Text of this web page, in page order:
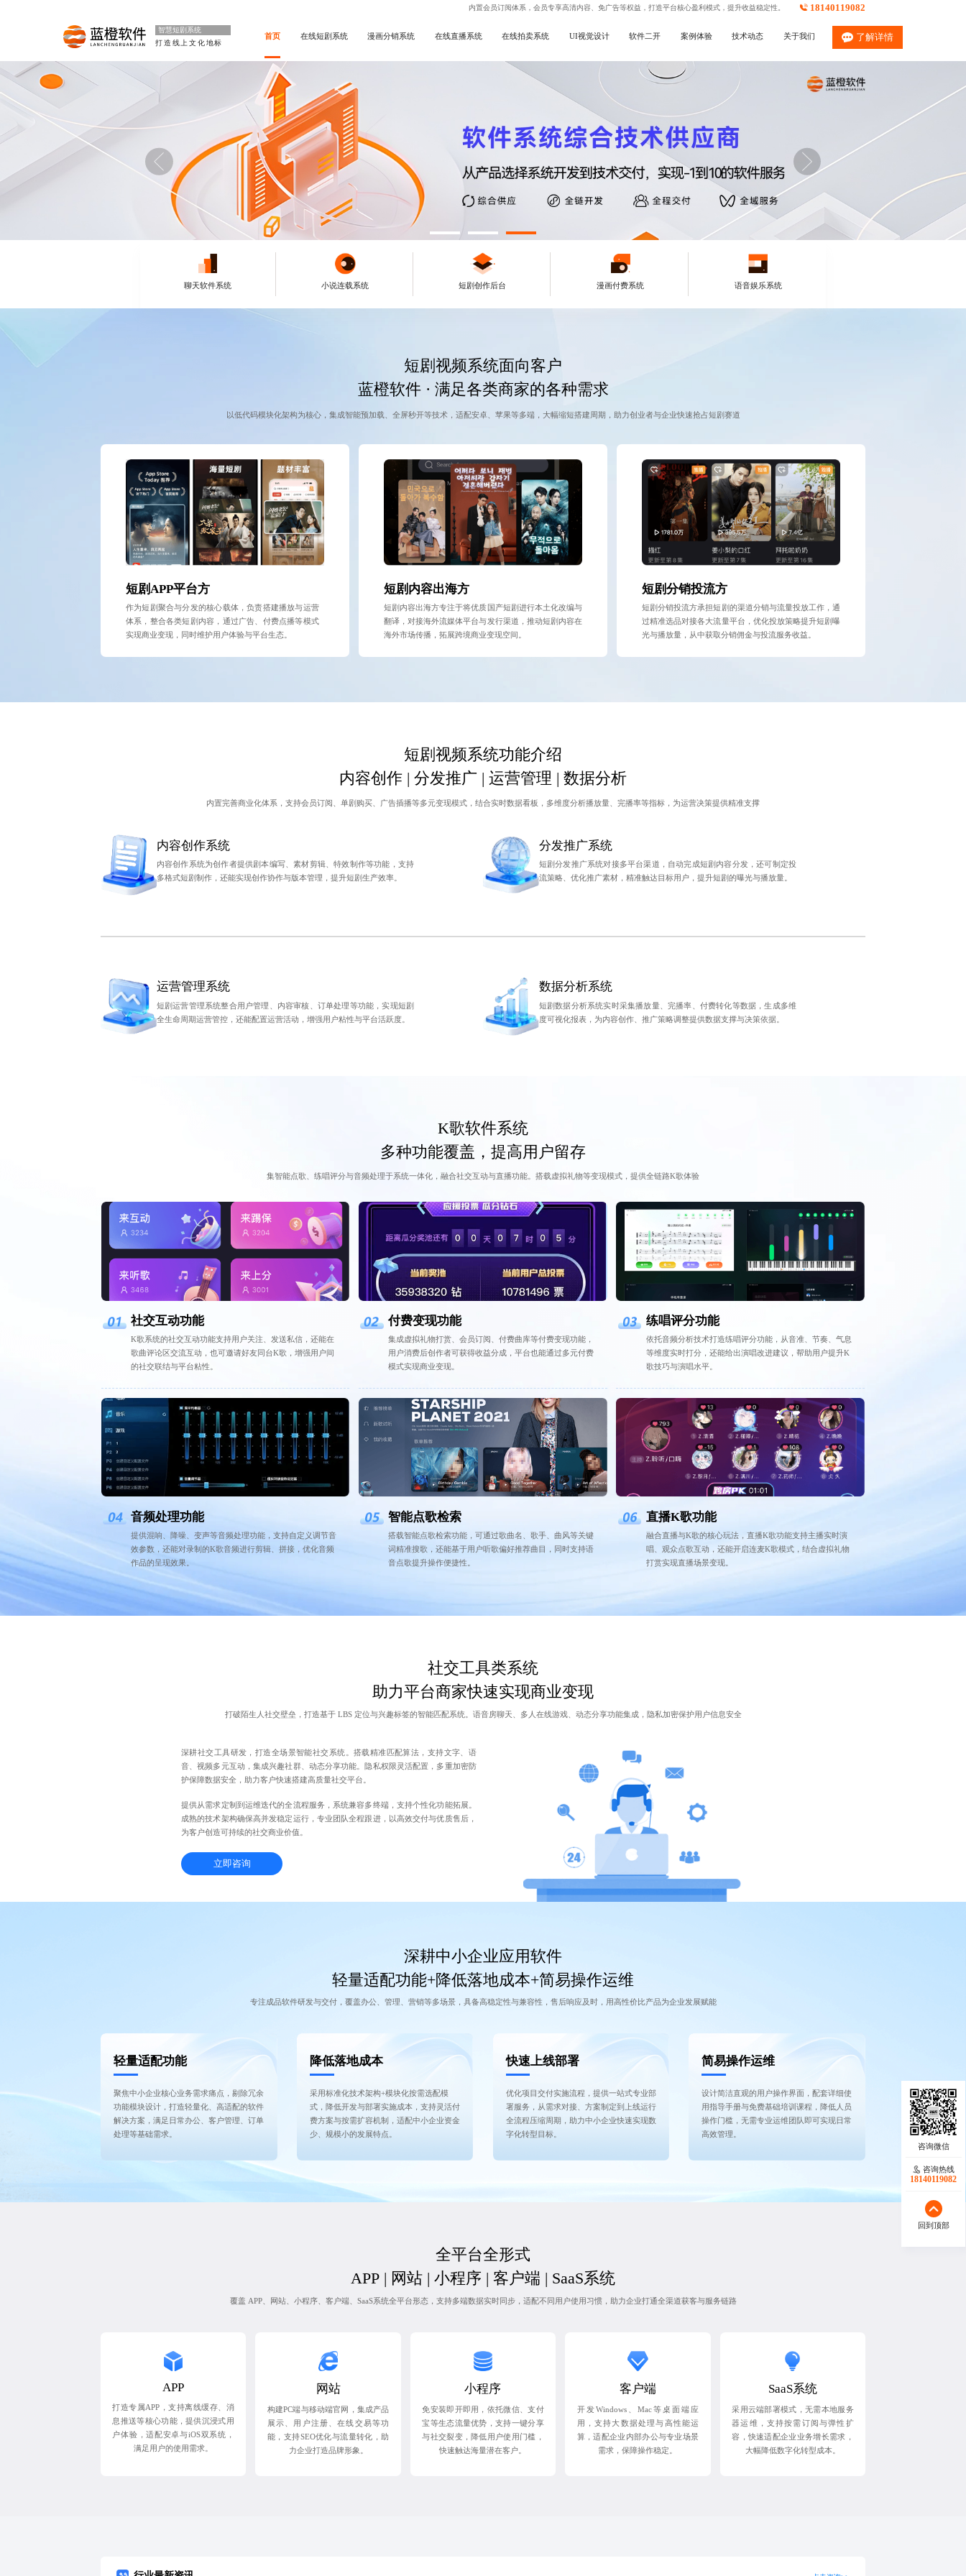
内置会员订阅体系，会员专享高清内容、免广告等权益，打造平台核心盈利模式，提升收益稳定性。 18140119082
智慧短剧系统
打造线上文化地标
首页 在线短剧系统 漫画分销系统 在线直播系统 在线拍卖系统 UI视觉设计 软件二开 案例体验 技术动态 关于我们 了解详情
聊天软件系统 小说连载系统 短剧创作后台 漫画付费系统 语音娱乐系统
短剧视频系统面向客户
蓝橙软件 · 满足各类商家的各种需求
以低代码模块化架构为核心，集成智能预加载、全屏秒开等技术，适配安卓、苹果等多端，大幅缩短搭建周期，助力创业者与企业快速抢占短剧赛道
短剧APP平台方
作为短剧聚合与分发的核心载体，负责搭建播放与运营
体系，整合各类短剧内容，通过广告、付费点播等模式
实现商业变现，同时维护用户体验与平台生态。
短剧内容出海方
短剧内容出海方专注于将优质国产短剧进行本土化改编与
翻译，对接海外流媒体平台与发行渠道，推动短剧内容在
海外市场传播，拓展跨境商业变现空间。
短剧分销投流方
短剧分销投流方承担短剧的渠道分销与流量投放工作，通
过精准选品对接各大流量平台，优化投放策略提升短剧曝
光与播放量，从中获取分销佣金与投流服务收益。
短剧视频系统功能介绍
内容创作 | 分发推广 | 运营管理 | 数据分析
内置完善商业化体系，支持会员订阅、单剧购买、广告插播等多元变现模式，结合实时数据看板，多维度分析播放量、完播率等指标，为运营决策提供精准支撑
内容创作系统
内容创作系统为创作者提供剧本编写、素材剪辑、特效制作等功能，支持
多格式短剧制作，还能实现创作协作与版本管理，提升短剧生产效率。
分发推广系统
短剧分发推广系统对接多平台渠道，自动完成短剧内容分发，还可制定投
流策略、优化推广素材，精准触达目标用户，提升短剧的曝光与播放量。
运营管理系统
短剧运营管理系统整合用户管理、内容审核、订单处理等功能，实现短剧
全生命周期运营管控，还能配置运营活动，增强用户粘性与平台活跃度。
数据分析系统
短剧数据分析系统实时采集播放量、完播率、付费转化等数据，生成多维
度可视化报表，为内容创作、推广策略调整提供数据支撑与决策依据。
K歌软件系统
多种功能覆盖，提高用户留存
集智能点歌、练唱评分与音频处理于系统一体化，融合社交互动与直播功能。搭载虚拟礼物等变现模式，提供全链路K歌体验
社交互动功能
K歌系统的社交互动功能支持用户关注、发送私信，还能在
歌曲评论区交流互动，也可邀请好友同台K歌，增强用户间
的社交联结与平台粘性。
付费变现功能
集成虚拟礼物打赏、会员订阅、付费曲库等付费变现功能，
用户消费后创作者可获得收益分成，平台也能通过多元付费
模式实现商业变现。
练唱评分功能
依托音频分析技术打造练唱评分功能，从音准、节奏、气息
等维度实时打分，还能给出演唱改进建议，帮助用户提升K
歌技巧与演唱水平。
音频处理功能
提供混响、降噪、变声等音频处理功能，支持自定义调节音
效参数，还能对录制的K歌音频进行剪辑、拼接，优化音频
作品的呈现效果。
智能点歌检索
搭载智能点歌检索功能，可通过歌曲名、歌手、曲风等关键
词精准搜歌，还能基于用户听歌偏好推荐曲目，同时支持语
音点歌提升操作便捷性。
直播K歌功能
融合直播与K歌的核心玩法，直播K歌功能支持主播实时演
唱、观众点歌互动，还能开启连麦K歌模式，结合虚拟礼物
打赏实现直播场景变现。
社交工具类系统
助力平台商家快速实现商业变现
打破陌生人社交壁垒，打造基于 LBS 定位与兴趣标签的智能匹配系统。语音房聊天、多人在线游戏、动态分享功能集成，隐私加密保护用户信息安全
深耕社交工具研发，打造全场景智能社交系统。搭载精准匹配算法，支持文字、语
音、视频多元互动，集成兴趣社群、动态分享功能。隐私权限灵活配置，多重加密防
护保障数据安全，助力客户快速搭建高质量社交平台。
提供从需求定制到运维迭代的全流程服务，系统兼容多终端，支持个性化功能拓展。
成熟的技术架构确保高并发稳定运行，专业团队全程跟进，以高效交付与优质售后，
为客户创造可持续的社交商业价值。
立即咨询
深耕中小企业应用软件
轻量适配功能+降低落地成本+简易操作运维
专注成品软件研发与交付，覆盖办公、管理、营销等多场景，具备高稳定性与兼容性，售后响应及时，用高性价比产品为企业发展赋能
轻量适配功能
聚焦中小企业核心业务需求痛点，剔除冗余
功能模块设计，打造轻量化、高适配的软件
解决方案，满足日常办公、客户管理、订单
处理等基础需求。
降低落地成本
采用标准化技术架构+模块化按需选配模
式，降低开发与部署实施成本，支持灵活付
费方案与按需扩容机制，适配中小企业资金
少、规模小的发展特点。
快速上线部署
优化项目交付实施流程，提供一站式专业部
署服务，从需求对接、方案制定到上线运行
全流程压缩周期，助力中小企业快速实现数
字化转型目标。
简易操作运维
设计简洁直观的用户操作界面，配套详细使
用指导手册与免费基础培训课程，降低人员
操作门槛，无需专业运维团队即可实现日常
高效管理。
全平台全形式
APP | 网站 | 小程序 | 客户端 | SaaS系统
覆盖 APP、网站、小程序、客户端、SaaS系统全平台形态，支持多端数据实时同步，适配不同用户使用习惯，助力企业打通全渠道获客与服务链路
APP
打造专属APP，支持离线缓存、消
息推送等核心功能，提供沉浸式用
户体验，适配安卓与iOS双系统，
满足用户的使用需求。
网站
构建PC端与移动端官网，集成产品
展示、用户注册、在线交易等功
能，支持SEO优化与流量转化，助
力企业打造品牌形象。
小程序
免安装即开即用，依托微信、支付
宝等生态流量优势，支持一键分享
与社交裂变，降低用户使用门槛，
快速触达海量潜在客户。
客户端
开发Windows、Mac等桌面端应
用，支持大数据处理与高性能运
算，适配企业内部办公与专业场景
需求，保障操作稳定。
SaaS系统
采用云端部署模式，无需本地服务
器运维，支持按需订阅与弹性扩
容，快速适配企业业务增长需求，
大幅降低数字化转型成本。
咨询热线
18140119082
回到顶部